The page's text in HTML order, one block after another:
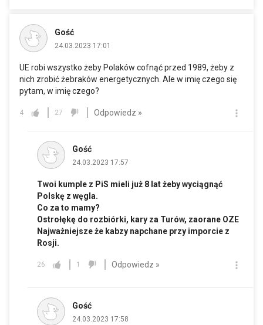
Gość
24.03.2023 17:01
UE robi wszystko żeby Polaków cofnąć przed 1989, żeby z
nich zrobić żebraków energetycznych. Ale w imię czego się
pytam, w imię czego?
4 27 Odpowiedz »
Gość
24.03.2023 17:57
Twoi kumple z PiS mieli już 8 lat żeby wyciągnąć
Polskę z węgla.
Co za to mamy?
Ostrołękę do rozbiórki, kary za Turów, zaorane OZE
Najważniejsze że kabzy napchane przy imporcie z
Rosji.
26 1 Odpowiedz »
Gość
24.03.2023 17:58